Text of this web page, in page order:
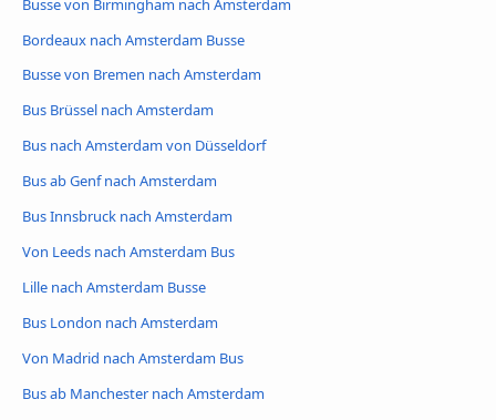
Bordeaux nach Amsterdam Busse
Busse von Bremen nach Amsterdam
Bus Brüssel nach Amsterdam
Bus nach Amsterdam von Düsseldorf
Bus ab Genf nach Amsterdam
Bus Innsbruck nach Amsterdam
Von Leeds nach Amsterdam Bus
Lille nach Amsterdam Busse
Bus London nach Amsterdam
Von Madrid nach Amsterdam Bus
Bus ab Manchester nach Amsterdam